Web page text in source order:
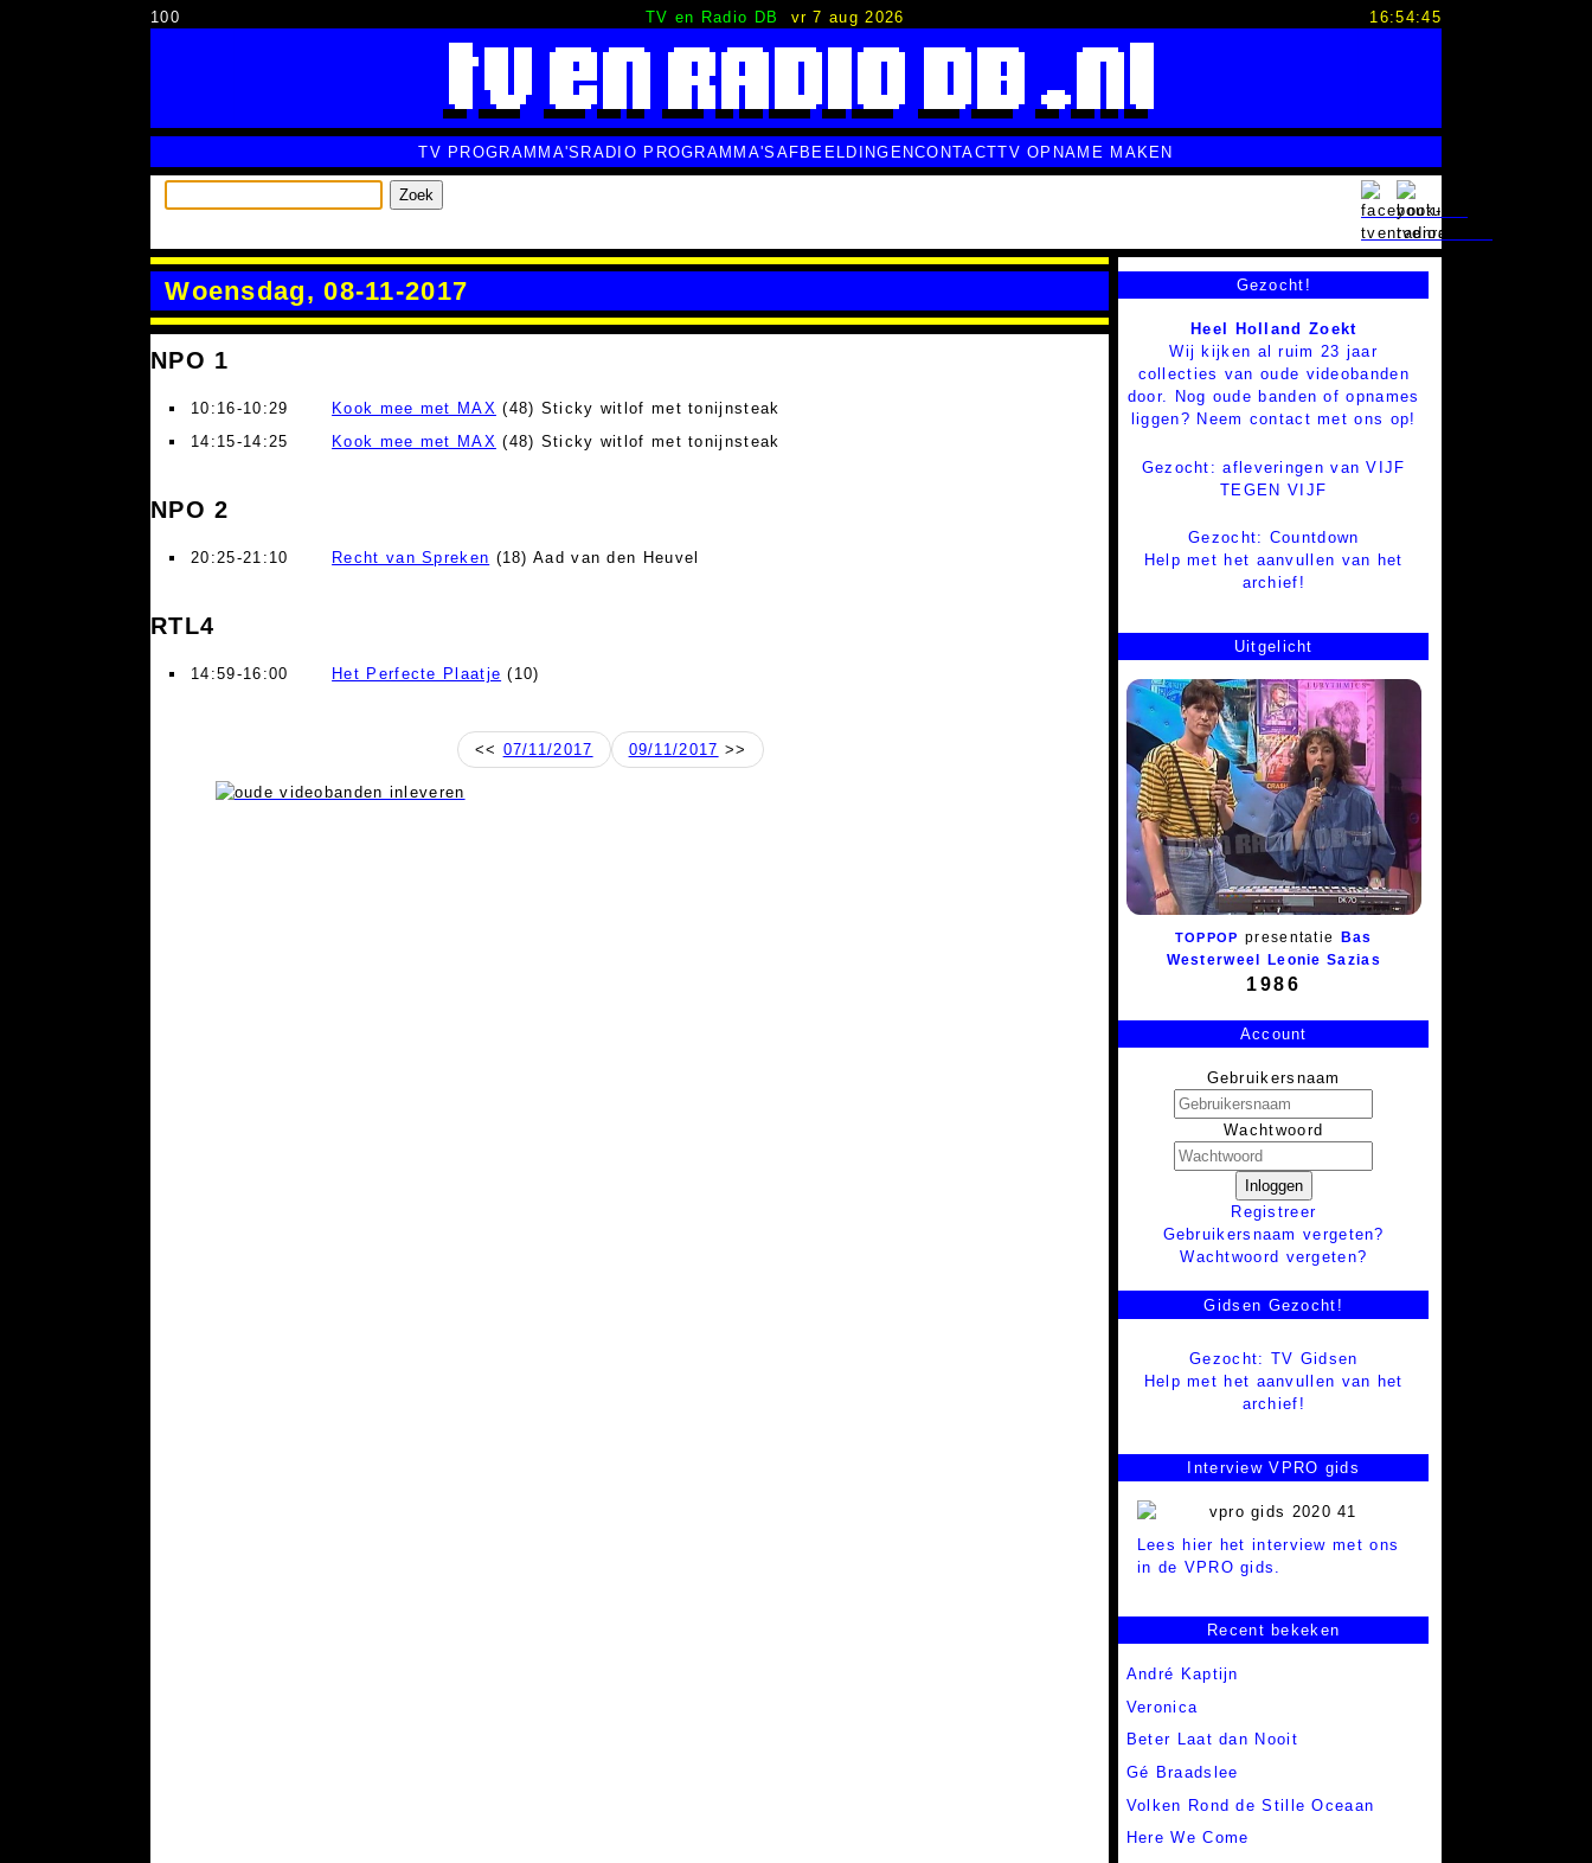
100 TV en Radio DB vr 7 aug 2026 16:54:46
TV PROGRAMMA'S RADIO PROGRAMMA'S AFBEELDINGENCONTACTTV OPNAME MAKEN
Zoek
Woensdag, 08-11-2017
NPO 1
10:16-10:29 Kook mee met MAX (48) Sticky witlof met tonijnsteak
14:15-14:25
Kook mee met MAX (48) Sticky witlof met tonijnsteak
NPO 2
20:25-21:10 Recht van Spreken (18) Aad van den Heuvel
RTL4
14:59-16:00 Het Perfecte Plaatje (10)
<< 07/11/2017 09/11/2017 >>
Gezocht!
Heel Holland Zoekt
Wij kijken al ruim 23 jaar
collecties van oude videobanden
door. Nog oude banden of opnames
liggen? Neem contact met ons op!
Gezocht: afleveringen van VIJF
TEGEN VIJF
Gezocht: Countdown
Help met het aanvullen van het
archief!
Uitgelicht
TOPPOP presentatie
Bas
Westerweel Leonie Sazias
1986
Account
Gebruikersnaam
Wachtwoord
Inloggen
Registreer
Gebruikersnaam vergeten?
Wachtwoord vergeten?
Gidsen Gezocht!
Gezocht: TV Gidsen
Help met het aanvullen van het
archief!
Interview VPRO gids
Lees hier het interview met ons
in de VPRO gids.
Recent bekeken
André Kaptijn
Veronica
Beter Laat dan Nooit
Gé Braadslee
Volken Rond de Stille Oceaan
Here We Come